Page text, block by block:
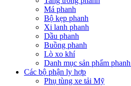
Má phanh
Bộ kẹp phanh
Xi lanh phanh
Dầu phanh
Buồng phanh
Lò xo khí
Danh mục sản phẩm
Các bộ phận ly hợp
Phụ tùng xe tải Mỹ